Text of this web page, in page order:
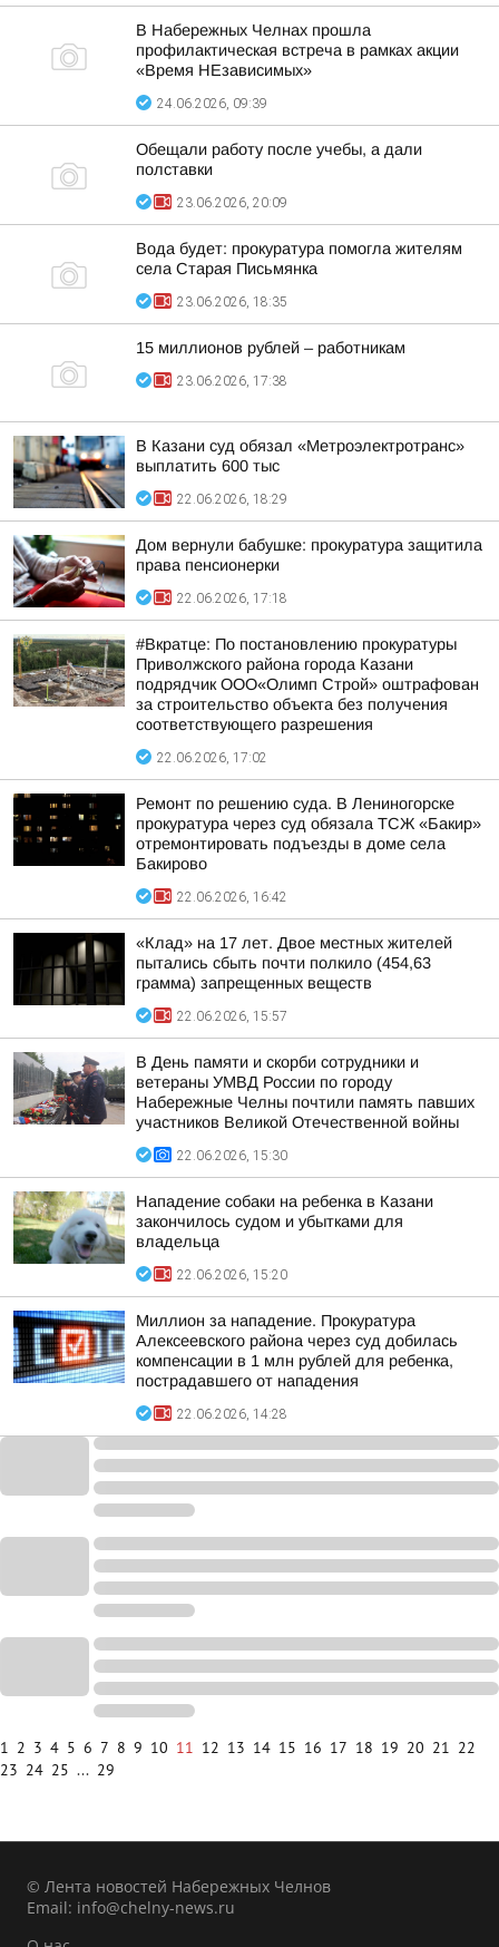
В Набережных Челнах прошла
профилактическая встреча в рамках акции
«Время НЕзависимых»
24.06.2026, 09:39
Обещали работу после учебы, а дали
полставки
23.06.2026, 20:09
Вода будет: прокуратура помогла жителям
села Старая Письмянка
23.06.2026, 18:35
15 миллионов рублей – работникам
23.06.2026, 17:38
В Казани суд обязал «Метроэлектротранс»
выплатить 600 тыс
22.06.2026, 18:29
Дом вернули бабушке: прокуратура защитила
права пенсионерки
22.06.2026, 17:18
#Вкратце: По постановлению прокуратуры
Приволжского района города Казани
подрядчик ООО«Олимп Строй» оштрафован
за строительство объекта без получения
соответствующего разрешения
22.06.2026, 17:02
Ремонт по решению суда. В Лениногорске
прокуратура через суд обязала ТСЖ «Бакир»
отремонтировать подъезды в доме села
Бакирово
22.06.2026, 16:42
«Клад» на 17 лет. Двое местных жителей
пытались сбыть почти полкило (454,63
грамма) запрещенных веществ
22.06.2026, 15:57
В День памяти и скорби сотрудники и
ветераны УМВД России по городу
Набережные Челны почтили память павших
участников Великой Отечественной войны
22.06.2026, 15:30
Нападение собаки на ребенка в Казани
закончилось судом и убытками для
владельца
22.06.2026, 15:20
Миллион за нападение. Прокуратура
Алексеевского района через суд добилась
компенсации в 1 млн рублей для ребенка,
пострадавшего от нападения
22.06.2026, 14:28
1 2 3 4 5 6 7 8 9 10 11 12 13 14 15 16 17 18 19 20 21 22
23 24 25 ... 29
© Лента новостей Набережных Челнов
Email: info@chelny-news.ru